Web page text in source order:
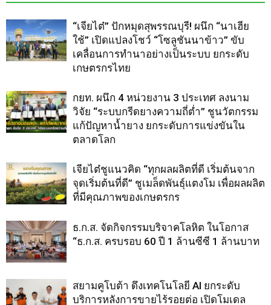
“เจียไต๋” ปักหมุดสุพรรณบุรี! ผนึก “นาเฮีย
ใช้” เปิดแปลงโชว์ “โซลูชันนาข้าว” ขับ
เคลื่อนการทำนาอย่างเป็นระบบ ยกระดับ
เกษตรกรไทย
กยท. ผนึก 4 หน่วยงาน 3 ประเทศ ลงนาม
วิจัย “ระบบกรีดยางความถี่ต่ำ” ชูนวัตกรรม
แก้ปัญหาน้ำยาง ยกระดับการแข่งขันใน
ตลาดโลก
เจียไต๋ชูแนวคิด “ทุกผลผลิตที่ดี เริ่มต้นจาก
จุดเริ่มต้นที่ดี” ชูเมล็ดพันธุ์แตงโม เพื่อผลผลิต
ที่มีคุณภาพของเกษตรกร
ธ.ก.ส. จัดกิจกรรมบริจาคโลหิต ในโอกาส
“ธ.ก.ส. ครบรอบ 60 ปี 1 ล้านซีซี 1 ล้านบาท
สยามคูโบต้า ดึงเทคโนโลยี AI ยกระดับ
บริการหลังการขายไร้รอยต่อ เปิดโมเดล